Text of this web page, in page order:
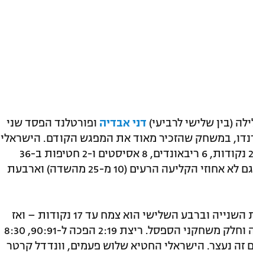
(בין שלישי לרביעי) דני אבדיה ופורטלנד הפסד שני
– גם הפעם בבית, 110:106 לאולרנדו, במשחק שהזכיר מאוד את המפגש הקודם. הישראלי
סיים עוד ערב מוצלח מבחינה אישית של 25 נקודות, 6 ריבאונדים, 8 אסיסטים ו-2 חטיפות ב-36
דקות, אך זה בוודאי לא יעודד אותו – וכך גם לא אחוזי הקליעה הרעים (10 מ-25 מהשדה) וארבעת
המארחת נקלעה לפיגור דו-ספרתי במחצת השנייה וברבע השלישי הוא צמח עד 17 נקודות – ואז
הגיע עוד קאמבק גדול, אותו הובילו אבדיה וחלק משחקני הספסל. ריצת 2:19 הפכה ל-90:91, 8:30
זה נעצר. הישראלי החטיא שלוש פעמים, וונדדל קרטר